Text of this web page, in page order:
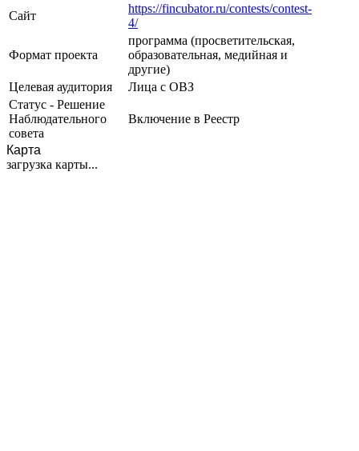
Сайт
https://fincubator.ru/contests/contest-
4/
Формат проекта
программа (просветительская,
образовательная, медийная и
другие)
Целевая аудитория
Лица с ОВЗ
Статус - Решение
Наблюдательного
совета
Включение в Реестр
Карта
загрузка карты...